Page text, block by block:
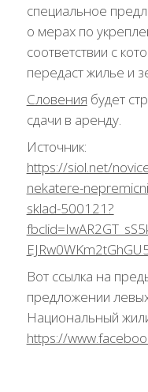
специальное
о мерах по
соответствии с
передаст жилье и
Словения будет
сдачи в аренду.
Источник:
https://siol.net/
nekatere-
sklad-500121?
Вот ссылка на
предложении
Национальный
https://